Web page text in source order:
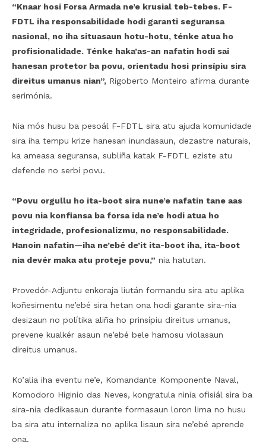
“Knaar hosi Forsa Armada ne’e krusial teb-tebes. F-
FDTL iha responsabilidade hodi garanti seguransa
nasional, no iha situasaun hotu-hotu, ténke atua ho
profisionalidade. Ténke haka’as-an nafatin hodi sai
hanesan protetor ba povu, orientadu hosi prinsípiu sira
direitus umanus nian”, Rigoberto Monteiro afirma durante
serimónia.
Nia mós husu ba pesoál F-FDTL sira atu ajuda komunidade
sira iha tempu krize hanesan inundasaun, dezastre naturais,
ka ameasa seguransa, subliña katak F-FDTL eziste atu
defende no serbí povu.
“Povu orgullu ho ita-boot sira nune’e nafatin tane aas
povu nia konfiansa ba forsa ida ne’e hodi atua ho
integridade, profesionalizmu, no responsabilidade.
Hanoin nafatin—iha ne’ebé de’it ita-boot iha, ita-boot
nia devér maka atu proteje povu,” nia hatutan.
Provedór-Adjuntu enkoraja liután formandu sira atu aplika
koñesimentu ne’ebé sira hetan ona hodi garante sira-nia
desizaun no polítika aliña ho prinsípiu direitus umanus,
prevene kualkér asaun ne’ebé bele hamosu violasaun
direitus umanus.
Ko’alia iha eventu ne’e, Komandante Komponente Naval,
Komodoro Higinio das Neves, kongratula ninia ofisiál sira ba
sira-nia dedikasaun durante formasaun loron lima no husu
ba sira atu internaliza no aplika lisaun sira ne’ebé aprende
ona.